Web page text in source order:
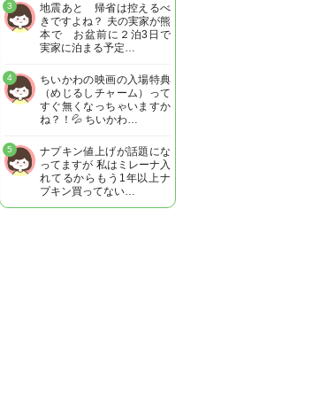
地震あと 帰省は控えるべ
きですよね？ 夫の実家が熊
本で お盆前に２泊3日で
実家に泊まる予定…
3
ちいかわの映画の入場特典
（めじるしチャーム）って
すぐ無くなっちゃいますか
ね？！💦 ちいかわ…
4
ナプキン値上げが話題にな
ってますが 私はミレーナ入
れてるからもう1年以上ナ
プキン買ってない…
5